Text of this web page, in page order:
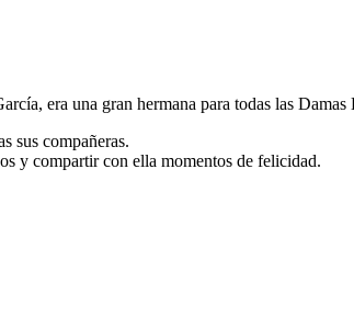
era una gran hermana para todas las Damas
sus compañeras.
y compartir con ella momentos de felicidad.